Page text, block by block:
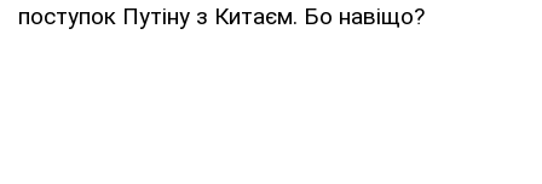
поступок Путіну з Китаєм. Бо навіщо?